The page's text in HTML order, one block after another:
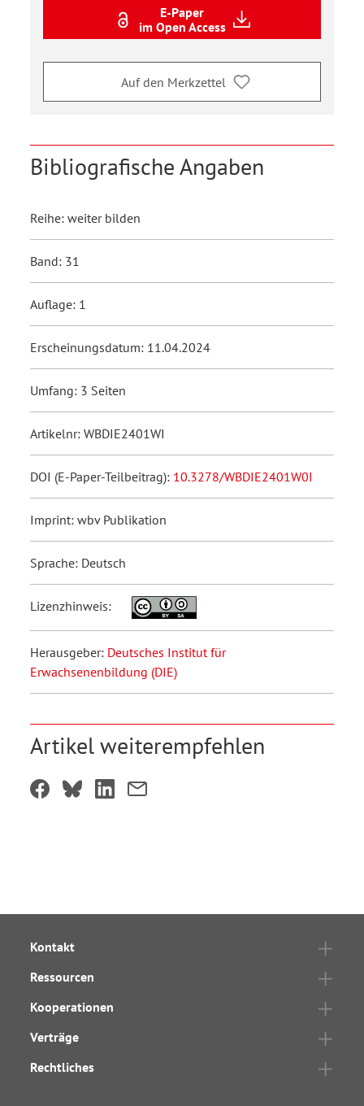
E-Paper
im Open Access
Auf den Merkzettel
Bibliografische Angaben
Reihe: weiter bilden
Band: 31
Auflage: 1
Erscheinungsdatum: 11.04.2024
Umfang: 3 Seiten
Artikelnr: WBDIE2401WI
DOI (E-Paper-Teilbeitrag): 10.3278/WBDIE2401W0I
Imprint: wbv Publikation
Sprache: Deutsch
Lizenzhinweis:
Herausgeber: Deutsches Institut für
Erwachsenenbildung (DIE)
Artikel weiterempfehlen
Kontakt
Ressourcen
Kooperationen
Verträge
Rechtliches